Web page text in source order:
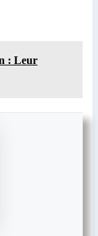
: Leur